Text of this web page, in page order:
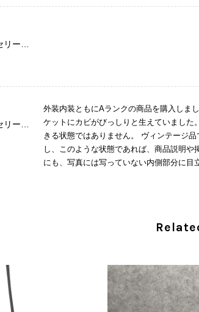
外装内装ともにAランクの商品を購入しま
ケットにカビがびっしりと生えていまし
きる状態ではありません。 ヴィンテージ
し、このような状態であれば、商品説明
にも、写真には写っていない内側部分に
回の商品につきましては、当
バッグは、外装と内装をそれ
の状態全体を判断しないため
す。 ご不快な思いをされた